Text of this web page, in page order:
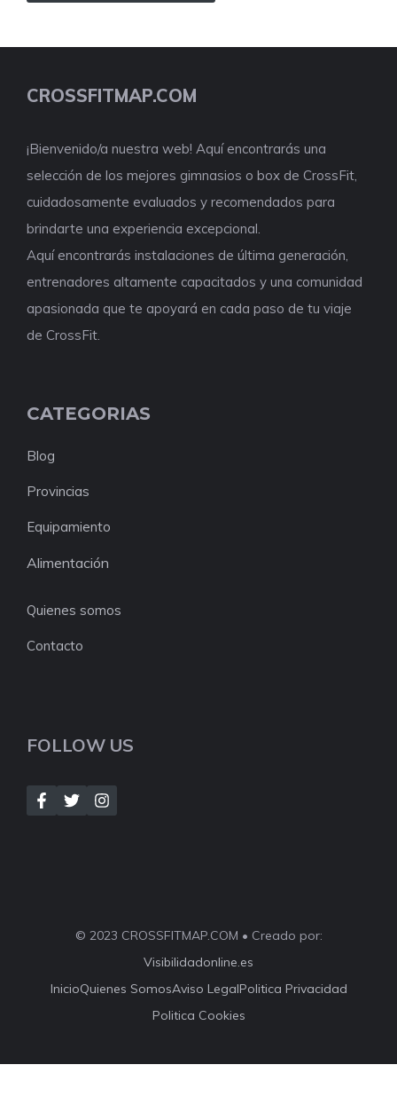
CROSSFITMAP.COM
¡Bienvenido/a nuestra web! Aquí encontrarás una
selección de los mejores gimnasios o box de CrossFit,
cuidadosamente evaluados y recomendados para
brindarte una experiencia excepcional.
Aquí encontrarás instalaciones de última generación,
entrenadores altamente capacitados y una comunidad
apasionada que te apoyará en cada paso de tu viaje
de CrossFit.
CATEGORIAS
Blog
Provincias
Equipamiento
Alimentación
Quienes somos
Contacto
FOLLOW US
© 2023 CROSSFITMAP.COM • Creado por:
Visibilidadonline.es
InicioQuienes SomosAviso LegalPolitica Privacidad
Politica Cookies